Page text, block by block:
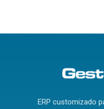
ERP customizado